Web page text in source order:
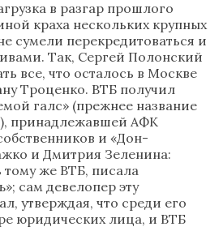
в разгар прошлого
краха нескольких крупных
сумели перекредитоваться и
Так, Сергей Полонский
все, что осталось в Москве
Троценко. ВТБ получил
галс» (прежнее название
принадлежавшей АФК
и «Дон-
и Дмитрия Зеленина:
тому же ВТБ, писала
сам девелопер эту
утверждая, что среди его
юридических лица, и ВТБ